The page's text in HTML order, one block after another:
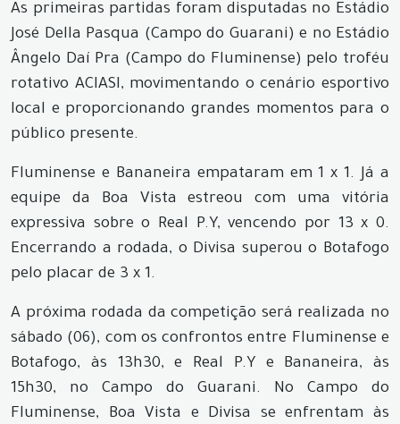
As primeiras partidas foram disputadas no Estádio
José Della Pasqua (Campo do Guarani) e no Estádio
Ângelo Daí Pra (Campo do Fluminense) pelo troféu
rotativo ACIASI, movimentando o cenário esportivo
local e proporcionando grandes momentos para o
público presente.
Fluminense e Bananeira empataram em 1 x 1. Já a
equipe da Boa Vista estreou com uma vitória
expressiva sobre o Real P.Y, vencendo por 13 x 0.
Encerrando a rodada, o Divisa superou o Botafogo
pelo placar de 3 x 1.
A próxima rodada da competição será realizada no
sábado (06), com os confrontos entre Fluminense e
Botafogo, às 13h30, e Real P.Y e Bananeira, às
15h30, no Campo do Guarani. No Campo do
Fluminense, Boa Vista e Divisa se enfrentam às